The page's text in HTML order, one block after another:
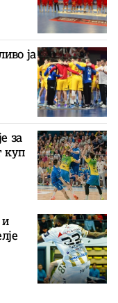
ја
за
куп
и